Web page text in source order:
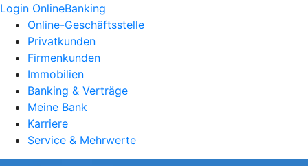
Login OnlineBanking
Online-Geschäftsstelle
Privatkunden
Firmenkunden
Immobilien
Banking & Verträge
Meine Bank
Karriere
Service & Mehrwerte